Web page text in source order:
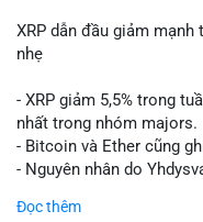
XRP dẫn đầu giảm
nhẹ
- XRP giảm 5,5% trong
nhất trong nhóm majors.
- Bitcoin và Ether cũng
- Nguyên nhân do
hè, đẩy việc thảo luận
Đọc thêm